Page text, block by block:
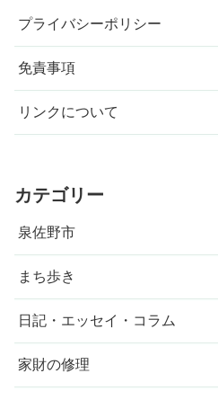
プライバシーポリシー
免責事項
リンクについて
カテゴリー
泉佐野市
まち歩き
日記・エッセイ・コラム
家財の修理